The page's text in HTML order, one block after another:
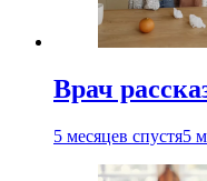
Врач
5 месяцев спустя5